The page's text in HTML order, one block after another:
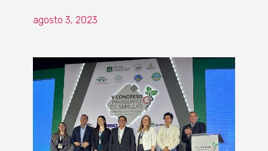
agosto 3, 2023